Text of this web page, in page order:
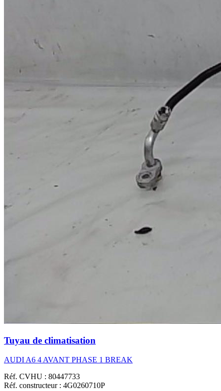
Tuyau de climatisation
AUDI A6 4 AVANT PHASE 1 BREAK
Réf. CVHU : 80447733
Réf. constructeur : 4G0260710P